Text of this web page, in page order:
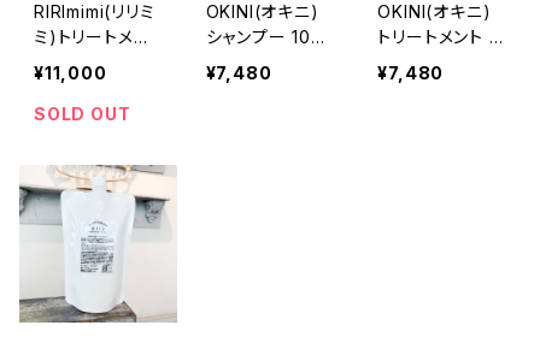
RIRImimi(リリミ
ミ)トリートメン
ト詰め替え
¥11,000
SOLD OUT
OKINI(オキニ)
シャンプー 100
0ml詰め替え用
パウチ単品
¥7,480
OKINI(オキニ)
トリートメント 1
000ml詰め替え
用パウチ単品
¥7,480